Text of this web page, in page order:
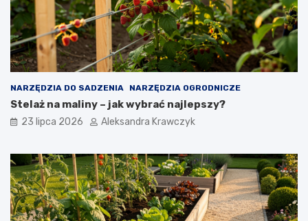
NARZĘDZIA DO SADZENIA NARZĘDZIA OGRODNICZE
Stelaż na maliny – jak wybrać najlepszy?
23 lipca 2026 Aleksandra Krawczyk